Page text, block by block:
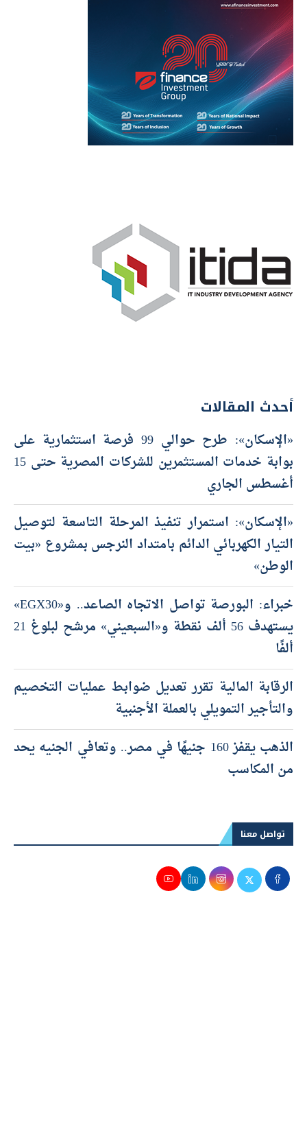
أحدث المقالات
«الإسكان»: طرح حوالي 99 فرصة استثمارية على
بوابة خدمات المستثمرين للشركات المصرية حتى 15
أغسطس الجاري
«الإسكان»: استمرار تنفيذ المرحلة التاسعة لتوصيل
التيار الكهربائي الدائم بامتداد النرجس بمشروع «بيت
الوطن»
خبراء: البورصة تواصل الاتجاه الصاعد.. و«EGX30»
يستهدف 56 ألف نقطة و«السبعيني» مرشح لبلوغ 21
ألفًا
الرقابة المالية تقرر تعديل ضوابط عمليات التخصيم
والتأجير التمويلي بالعملة الأجنبية
الذهب يقفز 160 جنيهًا في مصر.. وتعافي الجنيه يحد
من المكاسب
تواصل معنا